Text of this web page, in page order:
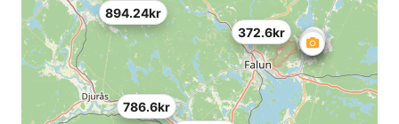
372.6kr
786.6kr
894.24kr